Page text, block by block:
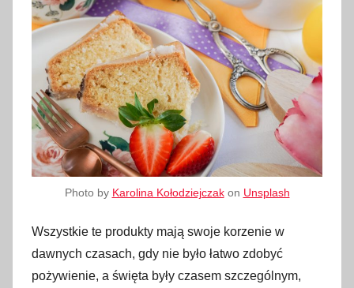
Photo by Karolina Kołodziejczakon Unsplash
Wszystkie te produkty mają swoje korzenie w
dawnych czasach, gdy nie było łatwo zdobyć
pożywienie, a święta były czasem szczególnym,